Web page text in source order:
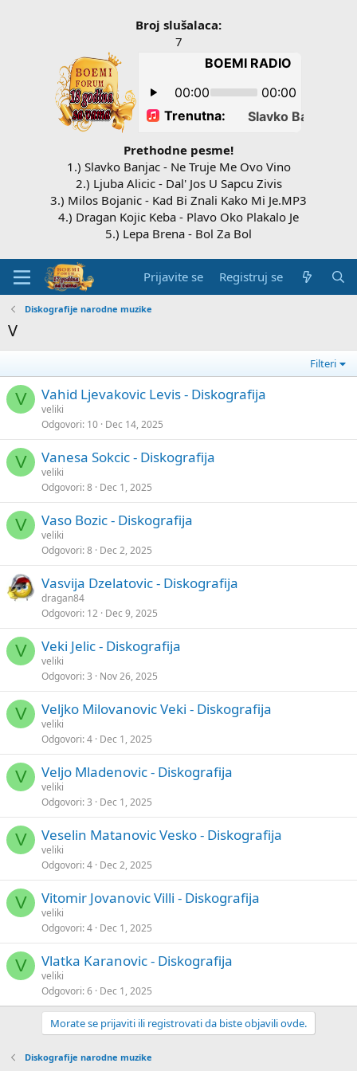
Broj slušalaca:
7
Prethodne pesme!
1.) Slavko Banjac - Ne Truje Me Ovo Vino
2.) Ljuba Alicic - Dal' Jos U Sapcu Zivis
3.) Milos Bojanic - Kad Bi Znali Kako Mi Je.MP3
4.) Dragan Kojic Keba - Plavo Oko Plakalo Je
5.) Lepa Brena - Bol Za Bol
Prijavite se Registruj se
Diskografije narodne muzike
V
Filteri
V Vahid Ljevakovic Levis - Diskografija
veliki
Odgovori 10 Dec 14, 2025
V Vanesa Sokcic - Diskografija
veliki
Odgovori 8 Dec 1, 2025
V Vaso Bozic - Diskografija
veliki
Odgovori 8 Dec 2, 2025
Vasvija Dzelatovic - Diskografija
dragan84
Odgovori 12 Dec 9, 2025
V Veki Jelic - Diskografija
veliki
Odgovori 3 Nov 26, 2025
V Veljko Milovanovic Veki - Diskografija
veliki
Odgovori 4 Dec 1, 2025
V Veljo Mladenovic - Diskografija
veliki
Odgovori 3 Dec 1, 2025
V Veselin Matanovic Vesko - Diskografija
veliki
Odgovori 4 Dec 2, 2025
V Vitomir Jovanovic Villi - Diskografija
veliki
Odgovori 4 Dec 1, 2025
V Vlatka Karanovic - Diskografija
veliki
Odgovori 6 Dec 1, 2025
Morate se prijaviti ili registrovati da biste objavili ovde.
Diskografije narodne muzike